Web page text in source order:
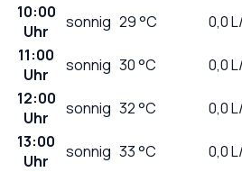
10:00
Uhr
sonnig 29°C 0,0
11:00
Uhr
sonnig 30°C 0,0
12:00
Uhr
sonnig 32°C 0,0
13:00
Uhr
sonnig 33°C 0,0